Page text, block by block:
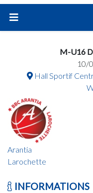
M-U16
10/
Hall Sportif
Arantia
Larochette
INFORMATIONS